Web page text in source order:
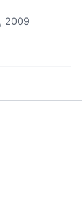
2009